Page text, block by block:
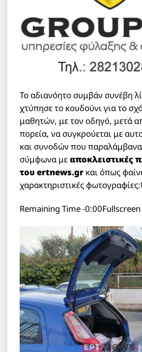
Το αδιανόητο συμβάν συνέβη
χτύπησε το κουδούνι για το
μαθητών, με τον οδηγό, μετά
πορεία, να συγκρούεται με
και συνοδών που
σύμφωνα μεαποκλειστικές
του ertnews.gr και όπως
χαρακτηριστικές
Remaining Time -0:00Fullscreen